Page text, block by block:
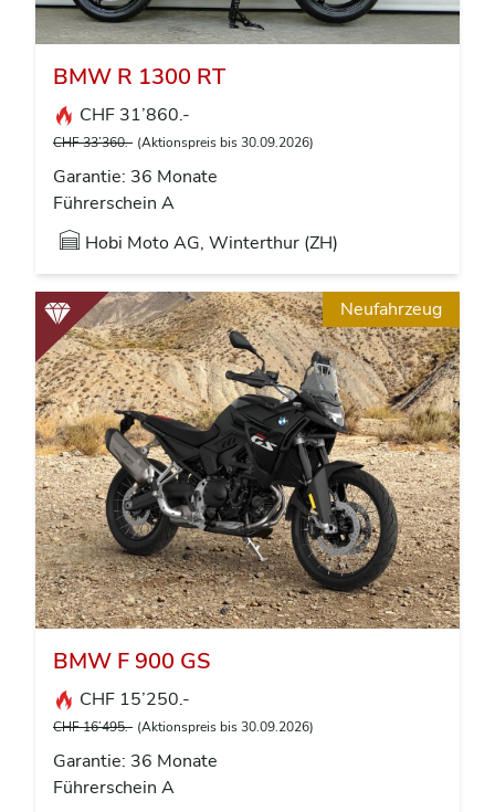
BMW R 1300 RT
CHF 31’860.-
CHF 33’360.- (Aktionspreis bis 30.09.2026)
Garantie: 36 Monate
Führerschein A
Hobi Moto AG, Winterthur (ZH)
Neufahrzeug
BMW F 900 GS
CHF 15’250.-
CHF 16’495.- (Aktionspreis bis 30.09.2026)
Garantie: 36 Monate
Führerschein A